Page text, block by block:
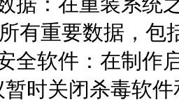
有重要数据，包
全软件：在制作
暂时关闭杀毒软